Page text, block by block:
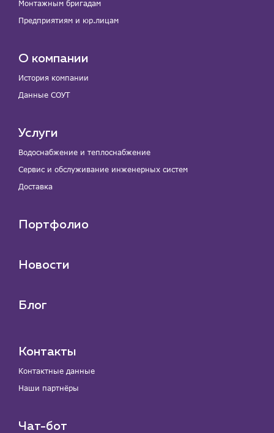
Монтажным бригадам
Предприятиям и юр.лицам
О компании
История компании
Данные СОУТ
Услуги
Водоснабжение и теплоснабжение
Сервис и обслуживание инженерных систем
Доставка
Портфолио
Новости
Блог
Контакты
Контактные данные
Наши партнёры
Чат-бот